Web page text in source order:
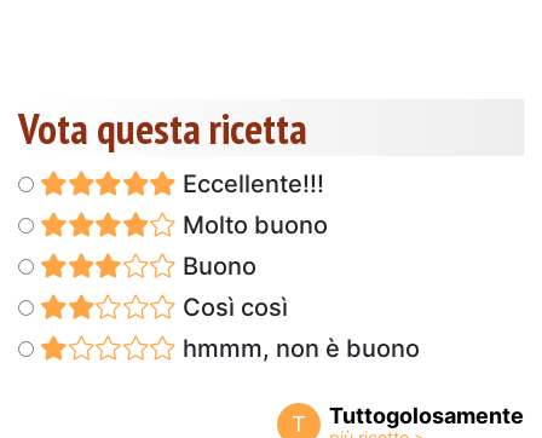
Vota questa ricetta
Eccellente!!!
Molto buono
Buono
Così così
hmmm, non è buono
T Tuttogolosamente